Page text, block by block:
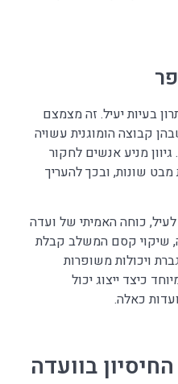
בעיות יעיל. זה מצמצם
קבוצה הומוגנית עשויה
מניע אנשים לחקור
מבט שונות, ובכך להעריך
כוחה האמיתי של ועדה
שיקוי קסם המשלב קבלת
ויכולות משופרות
כיצד ייצוג יכול
כאלה.
בוועדה